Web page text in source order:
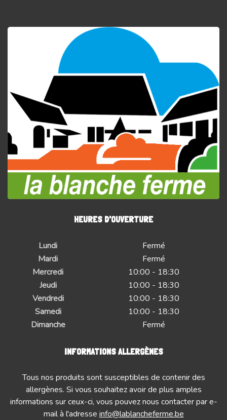
HEURES D'OUVERTURE
Lundi
Fermé
Mardi
Fermé
Mercredi
10:00 - 18:30
Jeudi
10:00 - 18:30
Vendredi
10:00 - 18:30
Samedi
10:00 - 18:30
Dimanche
Fermé
INFORMATIONS ALLERGÈNES
Tous nos produits sont susceptibles de contenir des
allergènes. Si vous souhaitez avoir de plus amples
informations sur ceux-ci, vous pouvez nous contacter par e-
mail à l'adresse info@lablancheferme.be